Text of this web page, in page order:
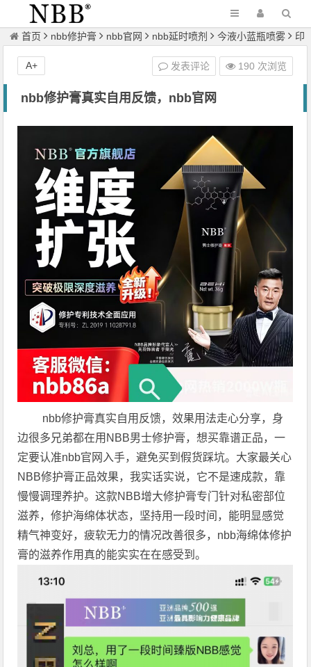
首页 nbb修护膏 nbb官网 nbb延时喷剂 今液小蓝瓶喷雾
印
正文
nbb修护膏真实自用反馈，nbb官网
发表评论 190 次浏览
A+
nbb修护膏真实自用反馈，效果用法走心分享，身
边很多兄弟都在用NBB男士修护膏，想买靠谱正品，一
定要认准nbb官网入手，避免买到假货踩坑。大家最关心
NBB修护膏正品效果，我实话实说，它不是速成款，靠
慢慢调理养护。这款NBB增大修护膏专门针对私密部位
滋养，修护海绵体状态，坚持用一段时间，能明显感觉
精气神变好，疲软无力的情况改善很多，nbb海绵体修护
膏的滋养作用真的能实实在在感受到。